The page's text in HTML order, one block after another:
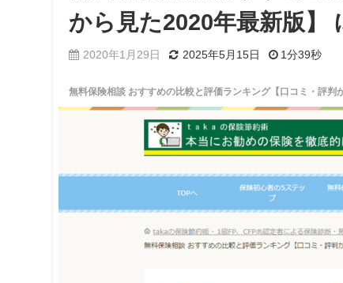
から見た2020年最新版】
2020年1月29日 2025年5月15日 1分39秒
無料保険相談 おすすめの比較と評価ランキング【口コミ・評判